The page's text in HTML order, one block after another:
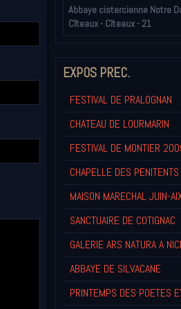
Abbaye cistercienne Notre
Cîteaux - Cîteaux - 21
EXPOS PREC.
FESTIVAL DE PRALOGNAN
CHATEAU DE LOURMARIN
FESTIVAL DE MONTIER
CHAPELLE DES
MAISON MARECHAL JUIN-
SANCTUAIRE DE COTIGNAC
GALERIE ARS NATURA A
ABBAYE DE SILVACANE
PRINTEMPS DES POETES